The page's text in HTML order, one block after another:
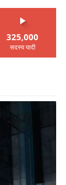
325,000
सदस्य यादी